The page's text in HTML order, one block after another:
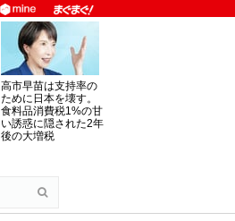
高市早苗は支持率の
ために日本を壊す。
食料品消費税1%の甘
い誘惑に隠された2年
後の大増税